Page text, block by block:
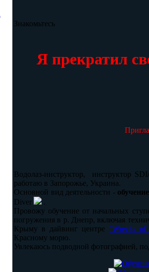
Знакомьтесь
Я прекратил
Водолаз-инструктор, инструктор
работаю в Запорожье, Украина.
Основной вид деятельности -
Diver
.
Провожу обучение от начальных
погружения в р. Днепр, включая
Крыму в дайвинг центре "Wrecks of
Красному морю.
Увлекаюсь подводной фотографией,